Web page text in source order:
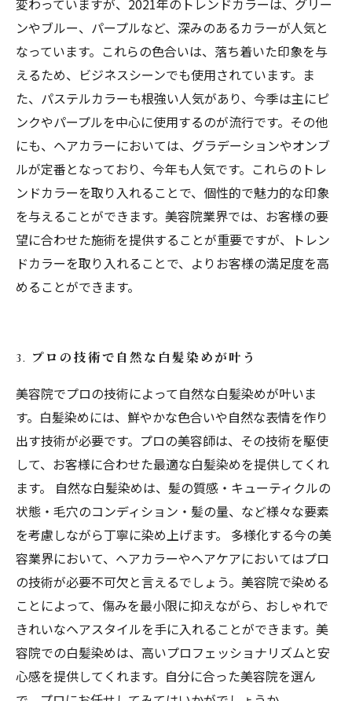
変わっていますが、2021年のトレンドカラーは、グリー
ンやブルー、パープルなど、深みのあるカラーが人気と
なっています。これらの色合いは、落ち着いた印象を与
えるため、ビジネスシーンでも使用されています。ま
た、パステルカラーも根強い人気があり、今季は主にピ
ンクやパープルを中心に使用するのが流行です。その他
にも、ヘアカラーにおいては、グラデーションやオンブ
ルが定番となっており、今年も人気です。これらのトレ
ンドカラーを取り入れることで、個性的で魅力的な印象
を与えることができます。美容院業界では、お客様の要
望に合わせた施術を提供することが重要ですが、トレン
ドカラーを取り入れることで、よりお客様の満足度を高
めることができます。
3. プロの技術で自然な白髪染めが叶う
美容院でプロの技術によって自然な白髪染めが叶いま
す。白髪染めには、鮮やかな色合いや自然な表情を作り
出す技術が必要です。プロの美容師は、その技術を駆使
して、お客様に合わせた最適な白髪染めを提供してくれ
ます。 自然な白髪染めは、髪の質感・キューティクルの
状態・毛穴のコンディション・髪の量、など様々な要素
を考慮しながら丁寧に染め上げます。 多様化する今の美
容業界において、ヘアカラーやヘアケアにおいてはプロ
の技術が必要不可欠と言えるでしょう。美容院で染める
ことによって、傷みを最小限に抑えながら、おしゃれで
きれいなヘアスタイルを手に入れることができます。美
容院での白髪染めは、高いプロフェッショナリズムと安
心感を提供してくれます。自分に合った美容院を選ん